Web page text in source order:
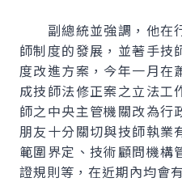
副總統並強調，他在
師制度的發展，並著手技
度改進方案，今年一月在
成技師法修正案之立法工
師之中央主管機關改為行
朋友十分關切與技師執業
範圍界定、技術顧問機構
證規則等，在近期內均會